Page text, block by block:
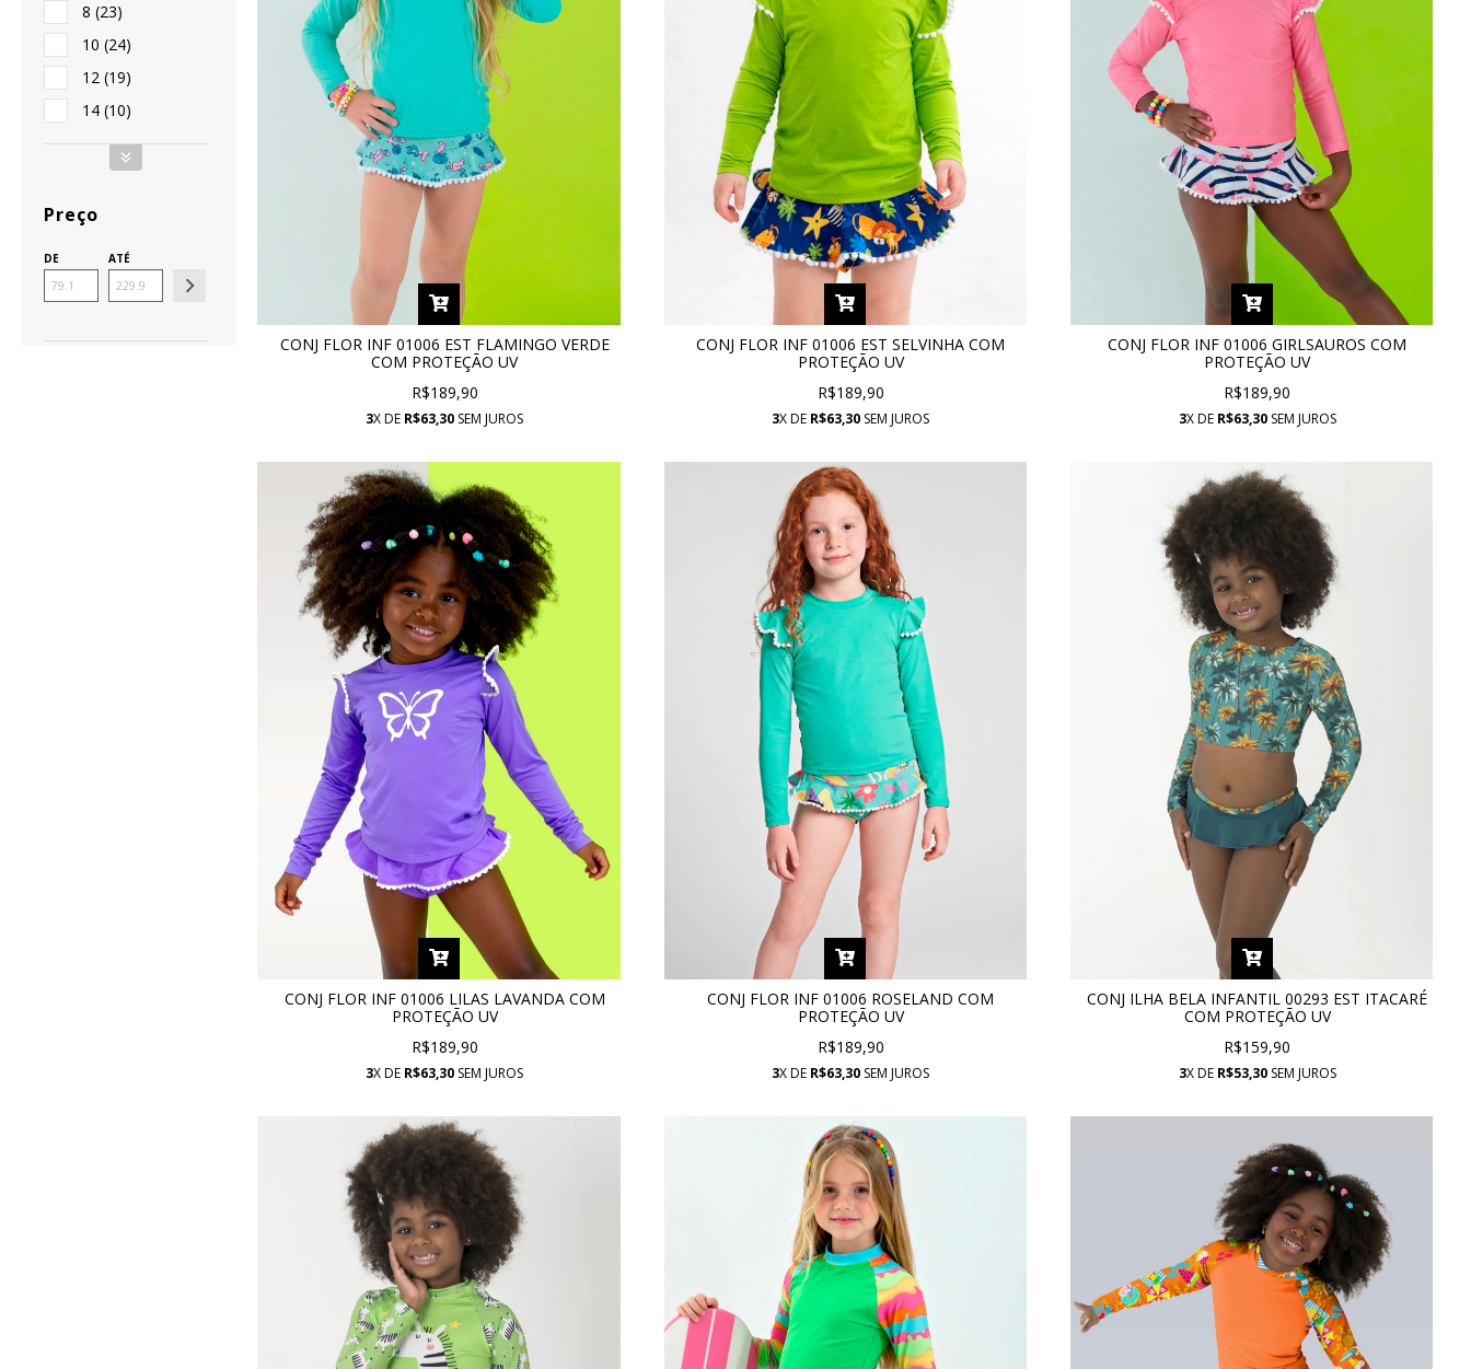
8 (23)
10 (24)
12 (19)
14 (10)
Preço
DE ATÉ
CONJ FLOR INF 01006 EST FLAMINGO VERDE
COM PROTEÇÃO UV
R$189,90
3X DE R$63,30 SEM JUROS
CONJ FLOR INF 01006 EST SELVINHA COM
PROTEÇÃO UV
R$189,90
3X DE R$63,30 SEM JUROS
CONJ FLOR INF 01006 GIRLSAUROS COM
PROTEÇÃO UV
R$189,90
3X DE R$63,30SEM JUROS
CONJ FLOR INF 01006 LILAS LAVANDA COM
PROTEÇÃO UV
R$189,90
3X DE R$63,30 SEM JUROS
CONJ FLOR INF 01006 ROSELAND COM
PROTEÇÃO UV
R$189,90
3X DE R$63,30 SEM JUROS
CONJ ILHA BELA INFANTIL 00293 EST ITACARÉ
COM PROTEÇÃO UV
R$159,90
3X DE R$53,30SEM JUROS